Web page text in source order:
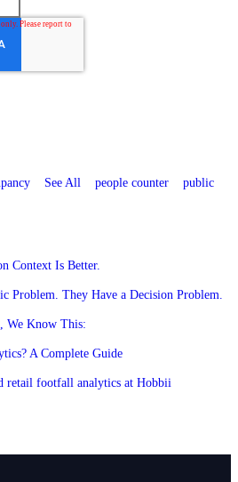
See All people counter public
Context Is Better.
Problem. They Have a Decision Problem.
We Know This:
A Complete Guide
retail footfall analytics at Hobbii